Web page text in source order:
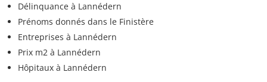
Délinquance à Lannédern
Prénoms donnés dans le Finistère
Entreprises à Lannédern
Prix m2 à Lannédern
Hôpitaux à Lannédern